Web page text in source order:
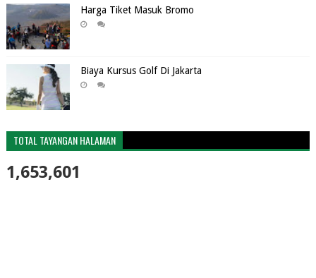
Harga Tiket Masuk Bromo
Biaya Kursus Golf Di Jakarta
TOTAL TAYANGAN HALAMAN
1,653,601